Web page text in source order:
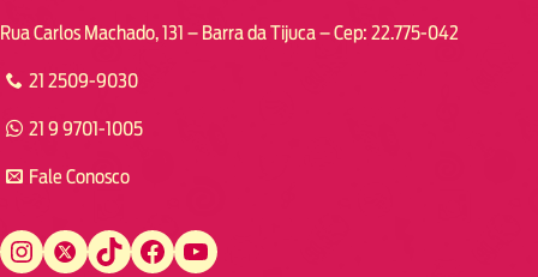
Rua Carlos Machado, 131 – Barra da Tijuca – Cep: 22.775-042
21 2509-9030
21 9 9701-1005
Fale Conosco
Instagram Twitter TikTok Facebook YouTube